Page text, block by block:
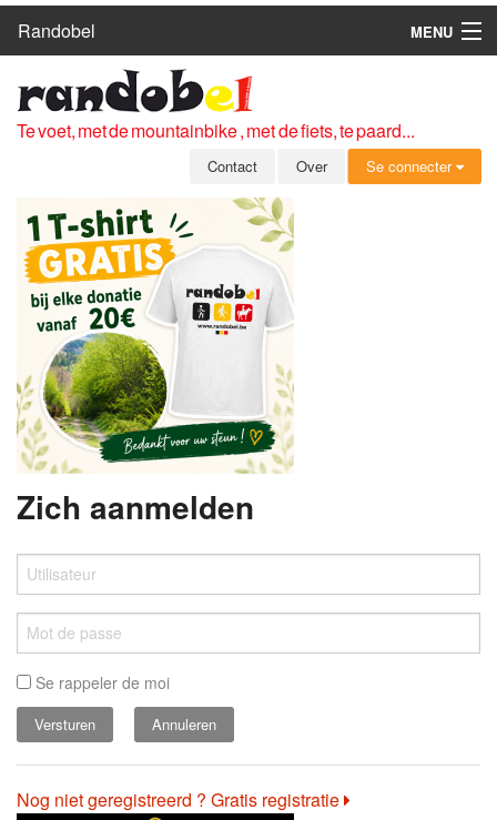
Randobel
MENU
ROUTES
CLUBS
OVER
LEDEN
ZICH AANMELDEN
GRATIS REGISTRATIE
WACHTWOORD VERGETEN
Te voet, met de mountainbike , met de fiets, te paard...
Contact Over Se connecter
Zich aanmelden
Se rappeler de moi
Annuleren
Nog niet geregistreerd ? Gratis registratie